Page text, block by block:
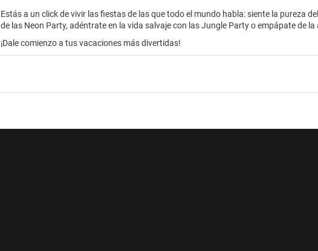
Estás a un click de vivir las fiestas de las que todo el mundo habla: siente la pureza
de las Neon Party, adéntrate en la vida salvaje con las Jungle Party o empápate de la
¡Dale comienzo a tus vacaciones más divertidas!